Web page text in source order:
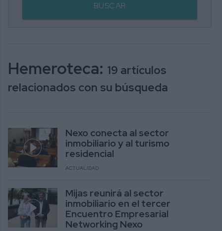
BUSCAR
Hemeroteca: 19 artículos
relacionados con su búsqueda
Nexo conecta al sector
inmobiliario y al turismo
residencial
ACTUALIDAD
Mijas reunirá al sector
inmobiliario en el tercer
Encuentro Empresarial
Networking Nexo